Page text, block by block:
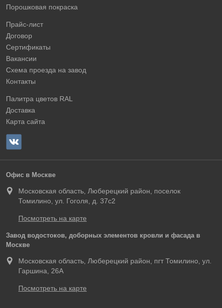
Порошковая покраска
Прайс-лист
Договор
Сертификаты
Вакансии
Схема проезда на завод
Контакты
Палитра цветов RAL
Доставка
Карта сайта
Офис в Москве
Московская область, Люберецкий район, поселок
Томилино, ул. Гоголя, д. 37с2
Посмотреть на карте
Завод водостоков, доборных элементов кровли и фасада в
Москве
Московская область, Люберецкий район, пгт Томилино, ул.
Гаршина, 26А
Посмотреть на карте